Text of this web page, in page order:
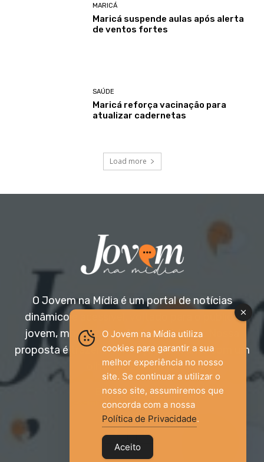
MARICÁ
Maricá suspende aulas após alerta
de ventos fortes
SAÚDE
Maricá reforça vacinação para
atualizar cadernetas
Load more
O Jovem na Mídia é um portal de notícias
dinâmico e acessível, voltado para o público
jovem, mas aberto a todas as idades. Nossa
proposta é trazer informação relevante com um
olhar diferenciado.
Entre em contato:
jovemnamidia2017@gmail.com
O Jovem na Mídia utiliza
cookies para garantir a sua
melhor experiência no nosso
site. Se continuar a utilizar o
nosso site, assumiremos que
concorda com a nossa
Política de Privacidade.
Aceito